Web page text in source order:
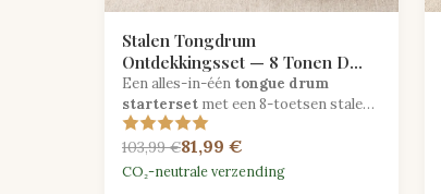
Stalen Tongdrum
Ontdekkingsset — 8 Tonen D
Majeur met Kloppers & Tas
Een alles-in-één tongue drum
starterset met een 8-toetsen stalen
drum in D majeur, rubberen mallets,
vingerpicks en een gevoerde
draagtas.
103,99 €81,99 €
CO₂-neutrale verzending